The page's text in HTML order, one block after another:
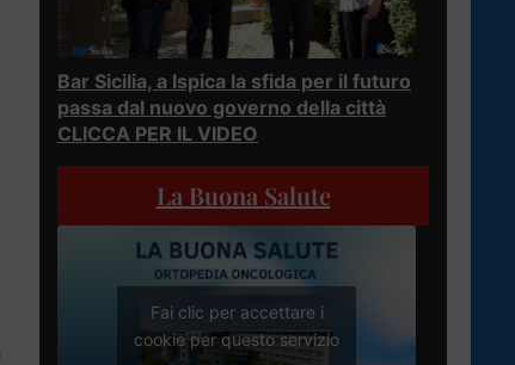
Bar Sicilia, a Ispica la sfida per il futuro
passa dal nuovo governo della città
CLICCA PER IL VIDEO
La Buona Salute
Fai clic per accettare i
cookie per questo servizio